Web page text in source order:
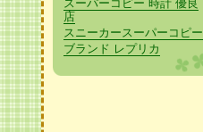
スーパーコピー 時計 優良
店
スニーカースーパーコピー
ブランド レプリカ